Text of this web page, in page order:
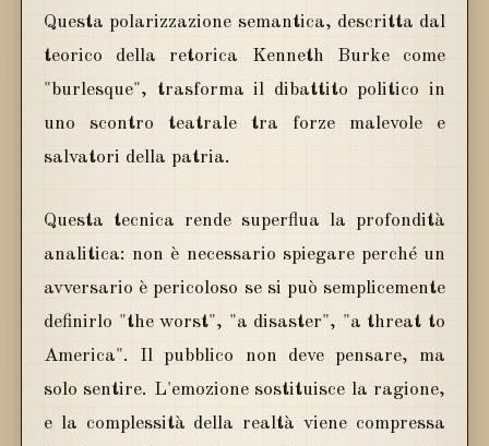
Questa polarizzazione semantica, descritta dal
teorico della retorica Kenneth Burke come
"burlesque", trasforma il dibattito politico in
uno scontro teatrale tra forze malevole e
salvatori della patria.
Questa tecnica rende superflua la profondità
analitica: non è necessario spiegare perché un
avversario è pericoloso se si può semplicemente
definirlo "the worst", "a disaster", "a threat to
America". Il pubblico non deve pensare, ma
solo sentire. L'emozione sostituisce la ragione,
e la complessità della realtà viene compressa